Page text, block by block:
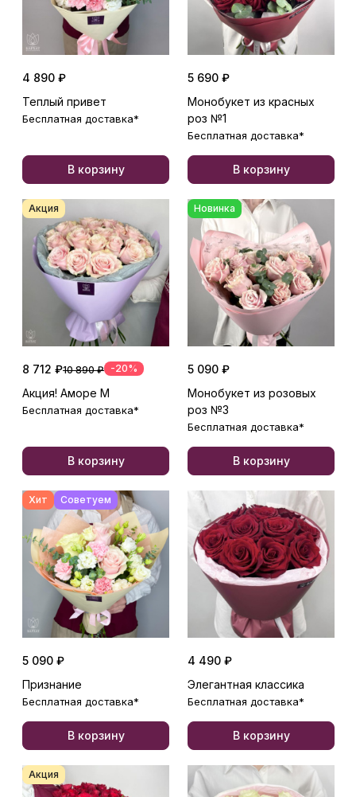
4 890 ₽
Теплый привет
Бесплатная доставка*
В корзину
5 690 ₽
Монобукет из красных
роз №1
Бесплатная доставка*
В корзину
Акция
8 712 ₽10 890 ₽ -20%
Акция! Аморе М
Бесплатная доставка*
В корзину
Новинка
5 090 ₽
Монобукет из розовых
роз №3
Бесплатная доставка*
В корзину
Хит Советуем
5 090 ₽
Признание
Бесплатная доставка*
В корзину
4 490 ₽
Элегантная классика
Бесплатная доставка*
В корзину
Акция